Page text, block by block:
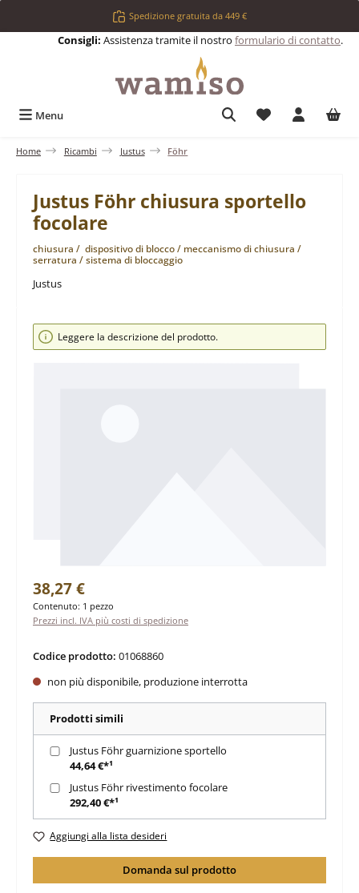
Passa al contenuto principaleSpedizione gratuita da 449 €
Consigli: Assistenza tramite il nostro formulario di contatto.
Menu Hai 0 articoli
Home Ricambi Justus Föhr
Justus Föhr chiusura sportello
focolare
chiusura / dispositivo di blocco / meccanismo di chiusura /
serratura / sistema di bloccaggio
Justus
Salta la galleria di immagini
Leggere la descrizione del prodotto.
Prezzo normale:
38,27 €
Contenuto: 1 pezzo
Prezzi incl. IVA più costi di spedizione
Codice prodotto: 01068860
non più disponibile, produzione interrotta
Prodotti simili
Justus Föhr guarnizione sportello
44,64 €*¹
Justus Föhr rivestimento focolare
292,40 €*¹
Aggiungi alla lista desideri
Domanda sul prodotto